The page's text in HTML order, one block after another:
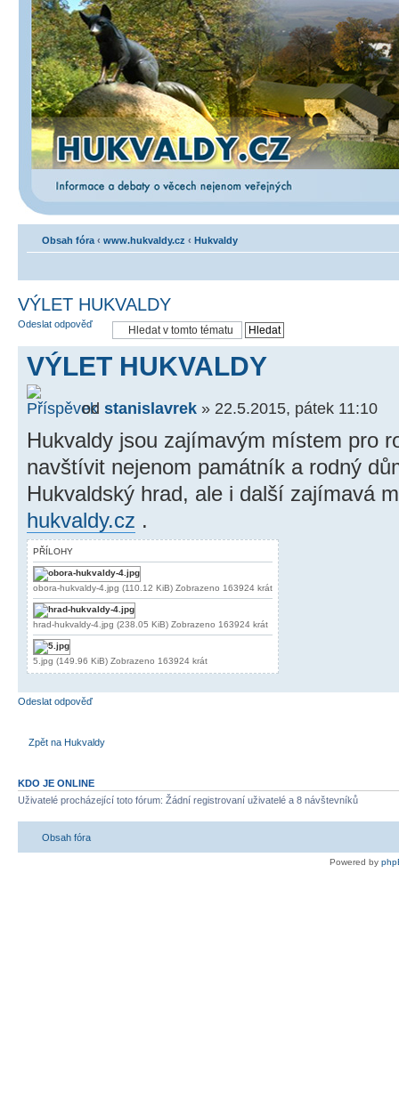
Obsah fóra ‹ www.hukvaldy.cz ‹ Hukvaldy
VÝLET HUKVALDY
Odeslat odpověď
VÝLET HUKVALDY
od stanislavrek » 22.5.2015, pátek 11:10
Hukvaldy jsou zajímavým místem pro
navštívit nejenom památník a rodný
Hukvaldský hrad, ale i další zajímavá
hukvaldy.cz .
PŘÍLOHY
obora-hukvaldy-4.jpg (110.12 KiB) Zobrazeno 163924 krát
hrad-hukvaldy-4.jpg (238.05 KiB) Zobrazeno 163924 krát
5.jpg (149.96 KiB) Zobrazeno 163924 krát
Odeslat odpověď
Zpět na Hukvaldy
KDO JE ONLINE
Uživatelé procházející toto fórum: Žádní registrovaní uživatelé a 8 návštevníků
Obsah fóra
Powered by